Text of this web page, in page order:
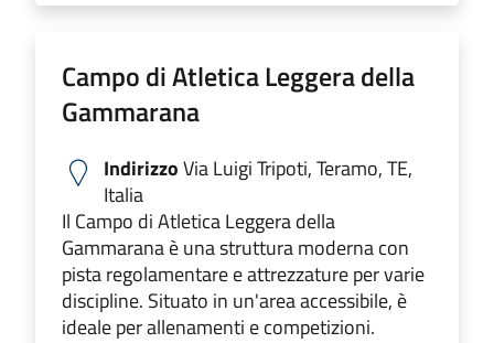
Campo di Atletica Leggera della
Gammarana
IndirizzoVia Luigi Tripoti, Teramo, TE,
Italia
Il Campo di Atletica Leggera della
Gammarana è una struttura moderna con
pista regolamentare e attrezzature per varie
discipline. Situato in un'area accessibile, è
ideale per allenamenti e competizioni.